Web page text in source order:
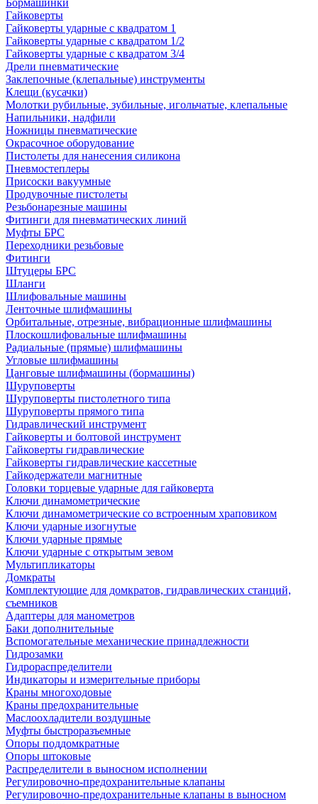
Бормашинки
Гайковерты
Гайковерты ударные с квадратом 1
Гайковерты ударные с квадратом 1/2
Гайковерты ударные с квадратом 3/4
Дрели пневматические
Заклепочные (клепальные) инструменты
Клещи (кусачки)
Молотки рубильные, зубильные, игольчатые, клепальные
Напильники, надфили
Ножницы пневматические
Окрасочное оборудование
Пистолеты для нанесения силикона
Пневмостеплеры
Присоски вакуумные
Продувочные пистолеты
Резьбонарезные машины
Фитинги для пневматических линий
Муфты БРС
Переходники резьбовые
Фитинги
Штуцеры БРС
Шланги
Шлифовальные машины
Ленточные шлифмашины
Орбитальные, отрезные, вибрационные шлифмашины
Плоскошлифовальные шлифмашины
Радиальные (прямые) шлифмашины
Угловые шлифмашины
Цанговые шлифмашины (бормашины)
Шуруповерты
Шуруповерты пистолетного типа
Шуруповерты прямого типа
Гидравлический инструмент
Гайковерты и болтовой инструмент
Гайковерты гидравлические
Гайковерты гидравлические кассетные
Гайкодержатели магнитные
Головки торцевые ударные для гайковерта
Ключи динамометрические
Ключи динамометрические со встроенным храповиком
Ключи ударные изогнутые
Ключи ударные прямые
Ключи ударные с открытым зевом
Мультипликаторы
Домкраты
Комплектующие для домкратов, гидравлических станций,
съемников
Адаптеры для манометров
Баки дополнительные
Вспомогательные механические принадлежности
Гидрозамки
Гидрораспределители
Индикаторы и измерительные приборы
Краны многоходовые
Краны предохранительные
Маслоохладители воздушные
Муфты быстроразъемные
Опоры поддомкратные
Опоры штоковые
Распределители в выносном исполнении
Регулировочно-предохранительные клапаны
Регулировочно-предохранительные клапаны в выносном